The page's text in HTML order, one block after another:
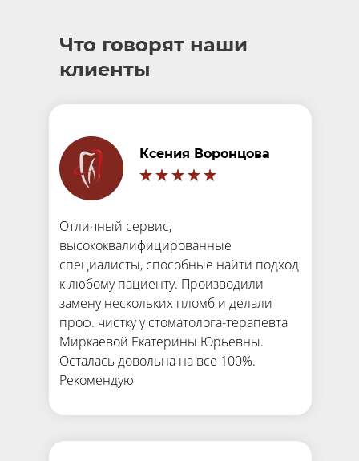
Что говорят наши
клиенты
Отличный сервис,
высококвалифицированные
специалисты, способные найти подход
к любому пациенту. Производили
замену нескольких пломб и делали
проф. чистку у стоматолога-терапевта
Миркаевой Екатерины Юрьевны.
Осталась довольна на все 100%.
Рекомендую
Ксения Воронцова